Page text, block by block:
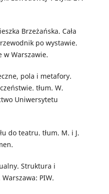
Brzeżańska. Cała
po wystawie.
w Warszawie.
pola i metafory.
tłum. W.
Uniwersytetu
do teatru. tłum. M. i J.
Struktura i
PIW.